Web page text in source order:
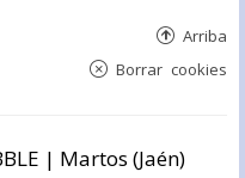
Arriba
Borrar cookies
| Martos (Jaén)